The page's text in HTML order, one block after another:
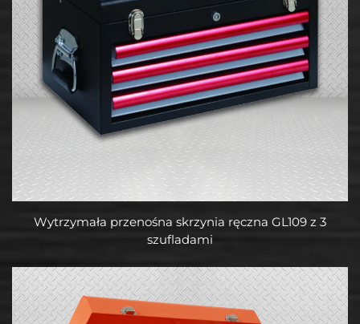
Wytrzymała przenośna skrzynia ręczna GL109 z 3
szufladami